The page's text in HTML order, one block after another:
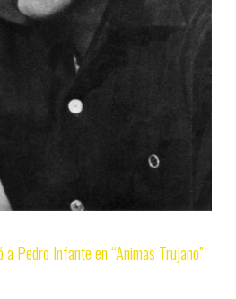
Pedro Infante en “Animas Trujano”